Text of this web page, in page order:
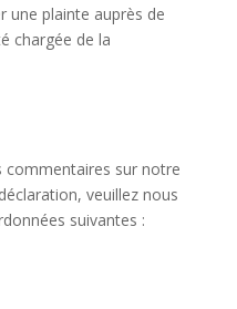
une plainte auprès de
chargée de la
commentaires sur notre
veuillez nous
suivantes :